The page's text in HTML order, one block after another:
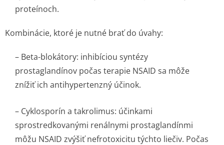
proteínoch.
Kombinácie, ktoré je nutné brať do úvahy:
– Beta-blokátory: inhibíciou syntézy
prostaglandínov počas terapie NSAID sa môže
znížiť ich antihypertenzný účinok.
– Cyklosporín a takrolimus: účinkami
sprostredkovanými renálnymi prostaglandínmi
môžu NSAID zvýšiť nefrotoxicitu týchto liečiv. Počas